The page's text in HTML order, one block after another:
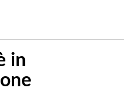
in